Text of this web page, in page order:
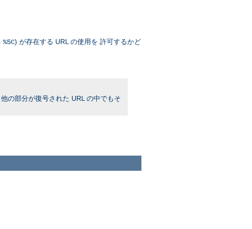
%5C) が存在する URL の使用を 許可するかど
の部分が復号された URL の中でもそ